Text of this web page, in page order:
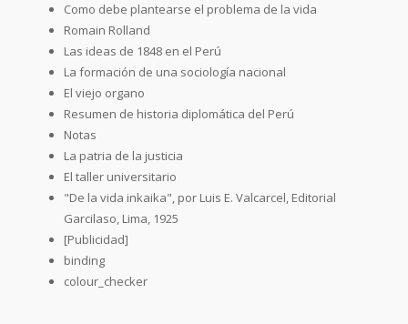
Como debe plantearse el problema de la vida
Romain Rolland
Las ideas de 1848 en el Perú
La formación de una sociología nacional
El viejo organo
Resumen de historia diplomática del Perú
Notas
La patria de la justicia
El taller universitario
"De la vida inkaika", por Luis E. Valcarcel, Editorial
Garcilaso, Lima, 1925
[Publicidad]
binding
colour_checker